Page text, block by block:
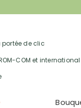
de clic
COM et international